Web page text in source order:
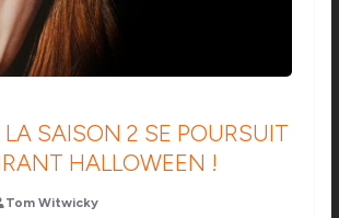
LA SAISON 2 SE POURSUIT
HALLOWEEN !
Tom Witwicky